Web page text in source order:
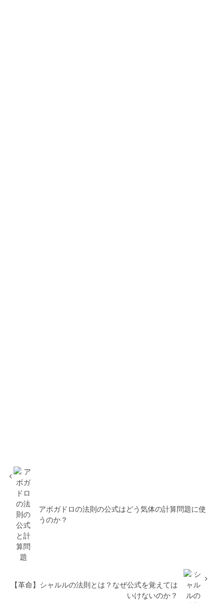
アボガドロの法則の公式はどう気体の計算問題に使
うのか？
【革命】シャルルの法則とは？なぜ公式を覚えては
いけないのか？